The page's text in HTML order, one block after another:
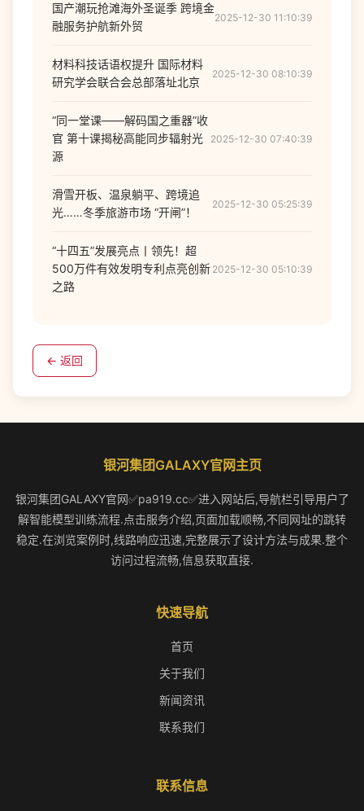
国产潮玩抢滩海外圣诞季 跨境金
融服务护航新外贸
2025-12-30 11:10:39
材料科技话语权提升 国际材料
研究学会联合会总部落址北京
2025-12-30 08:10:39
“同一堂课——解码国之重器”收
官 第十课揭秘高能同步辐射光
源
2025-12-30 07:40:39
滑雪开板、温泉躺平、跨境追
光……冬季旅游市场 “开闸”！
2025-12-30 05:25:39
“十四五”发展亮点丨领先！超
500万件有效发明专利点亮创新
之路
2025-12-30 05:10:39
← 返回
银河集团GALAXY官网主页
银河集团GALAXY官网✅pa919.cc✅进入网站后,导航栏引导用户了
解智能模型训练流程.点击服务介绍,页面加载顺畅,不同网址的跳转
稳定.在浏览案例时,线路响应迅速,完整展示了设计方法与成果.整个
访问过程流畅,信息获取直接.
快速导航
首页
关于我们
新闻资讯
联系我们
联系信息